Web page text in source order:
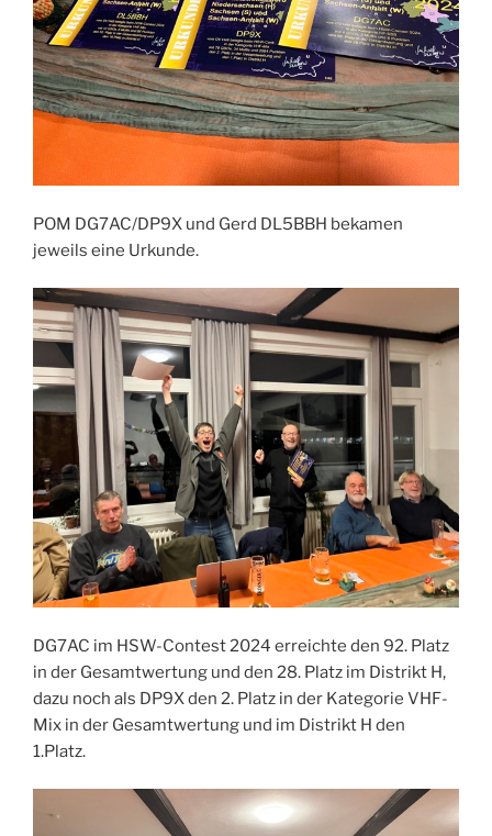
POM DG7AC/DP9X und Gerd DL5BBH bekamen
jeweils eine Urkunde.
DG7AC im HSW-Contest 2024 erreichte den 92. Platz
in der Gesamtwertung und den 28. Platz im Distrikt H,
dazu noch als DP9X den 2. Platz in der Kategorie VHF-
Mix in der Gesamtwertung und im Distrikt H den
1.Platz.